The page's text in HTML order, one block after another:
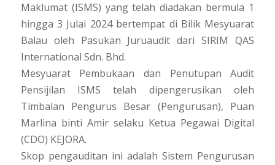
Maklumat (ISMS) yang telah diadakan bermula 1
hingga 3 Julai 2024 bertempat di Bilik Mesyuarat
Balau oleh Pasukan Juruaudit dari SIRIM QAS
International Sdn. Bhd.
Mesyuarat Pembukaan dan Penutupan Audit
Pensijilan ISMS telah dipengerusikan oleh
Timbalan Pengurus Besar (Pengurusan), Puan
Marlina binti Amir selaku Ketua Pegawai Digital
(CDO) KEJORA.
Skop pengauditan ini adalah Sistem Pengurusan